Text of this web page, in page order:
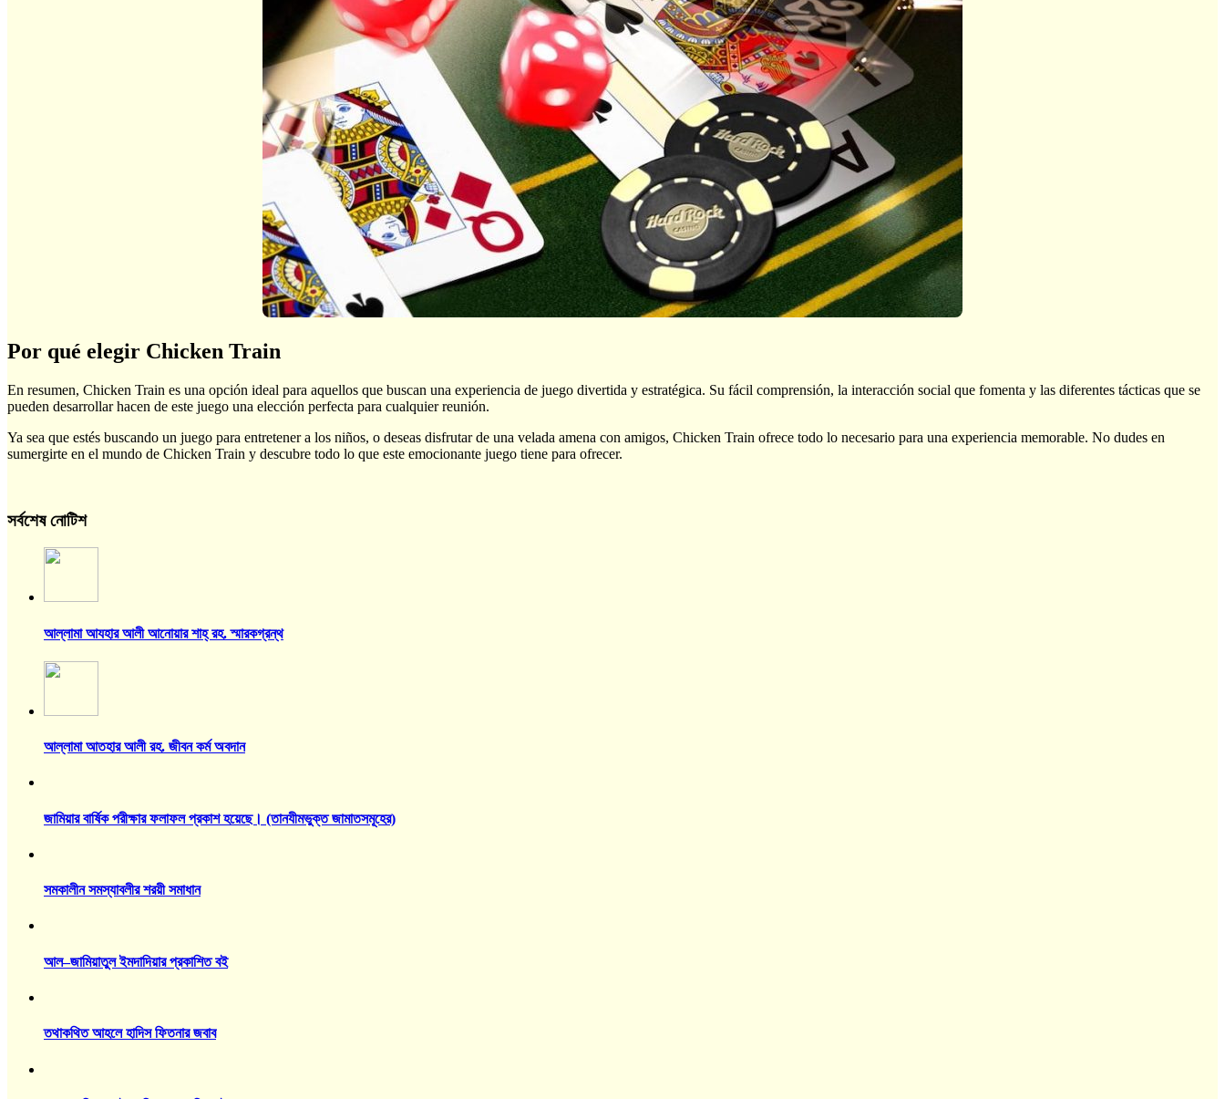
Por qué elegir Chicken Train
En resumen, Chicken Train es una opción ideal para aquellos que buscan una experiencia de juego divertida y estratégica. Su fácil comprensión, la interacción social que fomenta y las diferentes tácticas que se
pueden desarrollar hacen de este juego una elección perfecta para cualquier reunión.
Ya sea que estés buscando un juego para entretener a los niños, o deseas disfrutar de una velada amena con amigos, Chicken Train ofrece todo lo necesario para una experiencia memorable. No dudes en
sumergirte en el mundo de Chicken Train y descubre todo lo que este emocionante juego tiene para ofrecer.
সর্বশেষ নোটিশ
আল্লামা আযহার আলী আনোয়ার শাহ্‌ রহ. স্মারকগ্রন্থ
আল্লামা আতহার আলী রহ. জীবন কর্ম অবদান
জামিয়ার বার্ষিক পরীক্ষার ফলাফল প্রকাশ হয়েছে। (তানযীমভুক্ত জামাতসমূহের)
সমকালীন সমস্যাবলীর শরয়ী সমাধান
আল–জামিয়াতুল ইমদাদিয়ার প্রকাশিত বই
তথাকথিত আহলে হাদিস ফিতনার জবাব